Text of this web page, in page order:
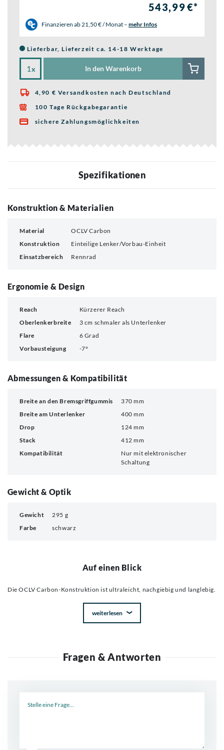
543,99 €*
Finanzieren ab 21,50 € / Monat – mehr Infos
Lieferbar, Lieferzeit ca. 14-18 Werktage
x In den Warenkorb
 4,90 € Versandkosten nach Deutschland
 100 Tage Rückgabegarantie
 sichere Zahlungsmöglichkeiten
Spezifikationen
Konstruktion & Materialien
Material
OCLV Carbon
Konstruktion
Einteilige Lenker/Vorbau-Einheit
Einsatzbereich
Rennrad
Ergonomie & Design
Reach
Kürzerer Reach
Oberlenkerbreite
3 cm schmaler als Unterlenker
Flare
6 Grad
Vorbausteigung
-7°
Abmessungen & Kompatibilität
Breite an den Bremsgriffgummis
370 mm
Breite am Unterlenker
400 mm
Drop
124 mm
Stack
412 mm
Kompatibilität
Nur mit elektronischer
Schaltung
Gewicht & Optik
Gewicht
295 g
Farbe
schwarz
Auf einen Blick
Die OCLV Carbon-Konstruktion ist ultraleicht, nachgiebig und langlebig.
weiterlesen
Fragen & Antworten